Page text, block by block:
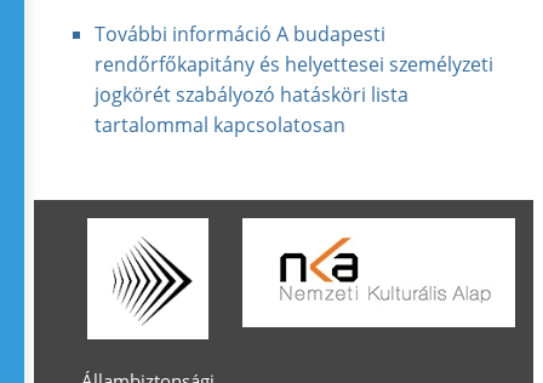
További információ A budapesti
rendőrfőkapitány és helyettesei személyzeti
jogkörét szabályozó hatásköri lista
tartalommal kapcsolatosan